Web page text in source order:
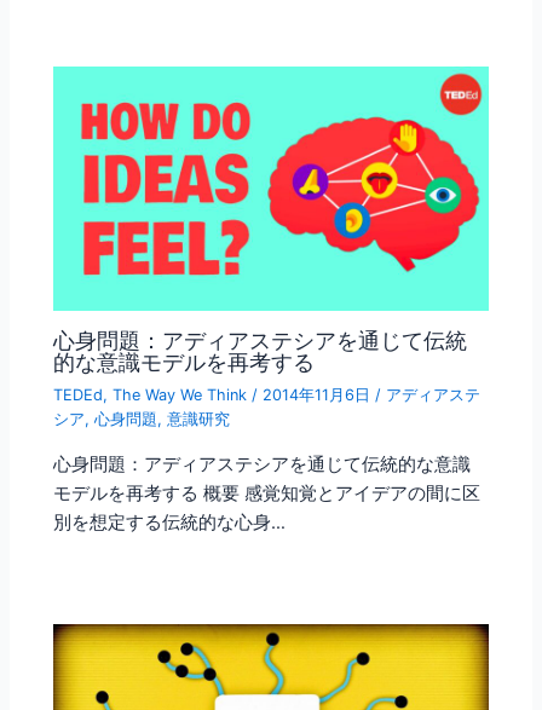
心身問題：アディアステシアを通じて伝統
的な意識モデルを再考する
TEDEd,The Way We Think / 2014年11月6日/ アディアステ
シア,心身問題,意識研究
心身問題：アディアステシアを通じて伝統的な意識
モデルを再考する 概要 感覚知覚とアイデアの間に区
別を想定する伝統的な心身…